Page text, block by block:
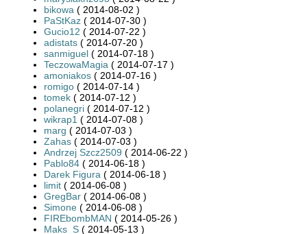
bikowa ( 2014-08-02 )
PaStKaz ( 2014-07-30 )
Gucio12 ( 2014-07-22 )
adistats ( 2014-07-20 )
sanmiguel ( 2014-07-18 )
TeczowaMagia ( 2014-07-17 )
amoniakos ( 2014-07-16 )
romigo ( 2014-07-14 )
tomek ( 2014-07-12 )
polanegri ( 2014-07-12 )
wikrap1 ( 2014-07-08 )
marg ( 2014-07-03 )
Zahas ( 2014-07-03 )
Andrzej Szcz2509 ( 2014-06-22 )
Pablo84 ( 2014-06-18 )
Darek Figura ( 2014-06-18 )
limit ( 2014-06-08 )
GregBar ( 2014-06-08 )
Simone ( 2014-06-08 )
FIREbombMAN ( 2014-05-26 )
Maks_S ( 2014-05-13 )